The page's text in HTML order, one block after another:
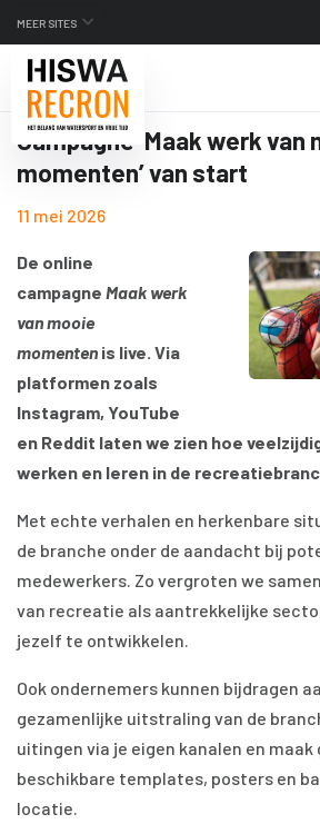
MEER SITES
Campagne ‘Maak werk van
momenten’ van start
11 mei 2026
De online
campagne Maak werk
van mooie
momenten is live. Via
platformen zoals
Instagram, YouTube
en Reddit laten we zien hoe
werken en leren in de
Met echte verhalen en herkenbare
de branche onder de aandacht bij
medewerkers. Zo vergroten we
van recreatie als aantrekkelijke
jezelf te ontwikkelen.
Ook ondernemers kunnen bijdragen
gezamenlijke uitstraling van de
uitingen via je eigen kanalen en maak
beschikbare templates, posters en
locatie.